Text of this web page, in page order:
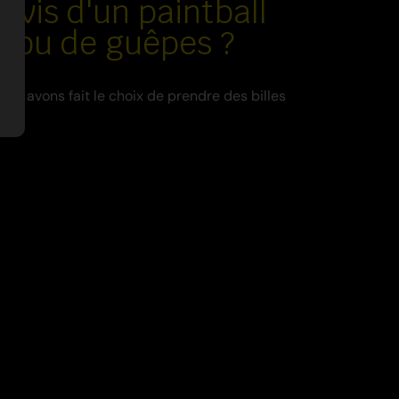
d'un paintball
de guêpes ?
avons fait le choix de prendre des billes